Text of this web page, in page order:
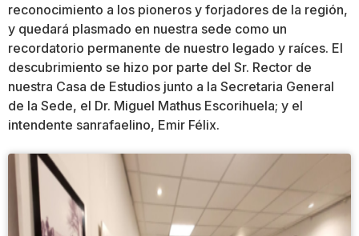
reconocimiento a los pioneros y forjadores de la región,
y quedará plasmado en nuestra sede como un
recordatorio permanente de nuestro legado y raíces. El
descubrimiento se hizo por parte del Sr. Rector de
nuestra Casa de Estudios junto a la Secretaria General
de la Sede, el Dr. Miguel Mathus Escorihuela; y el
intendente sanrafaelino, Emir Félix.